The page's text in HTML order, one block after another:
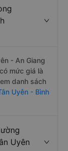
- An Giang
mức giá là
danh sách
Uyên - Bình
Uyên